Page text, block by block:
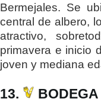
Bermejales. Se
central de albero,
atractivo,
primavera e inicio
joven y mediana
13.